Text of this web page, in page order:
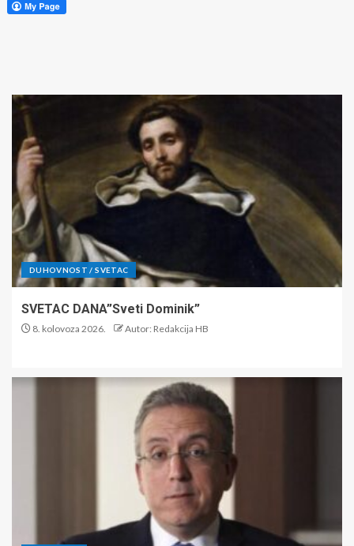
DUHOVNOST / SVETAC
SVETAC DANA”Sveti Dominik”
8. kolovoza 2026. Autor: Redakcija HB